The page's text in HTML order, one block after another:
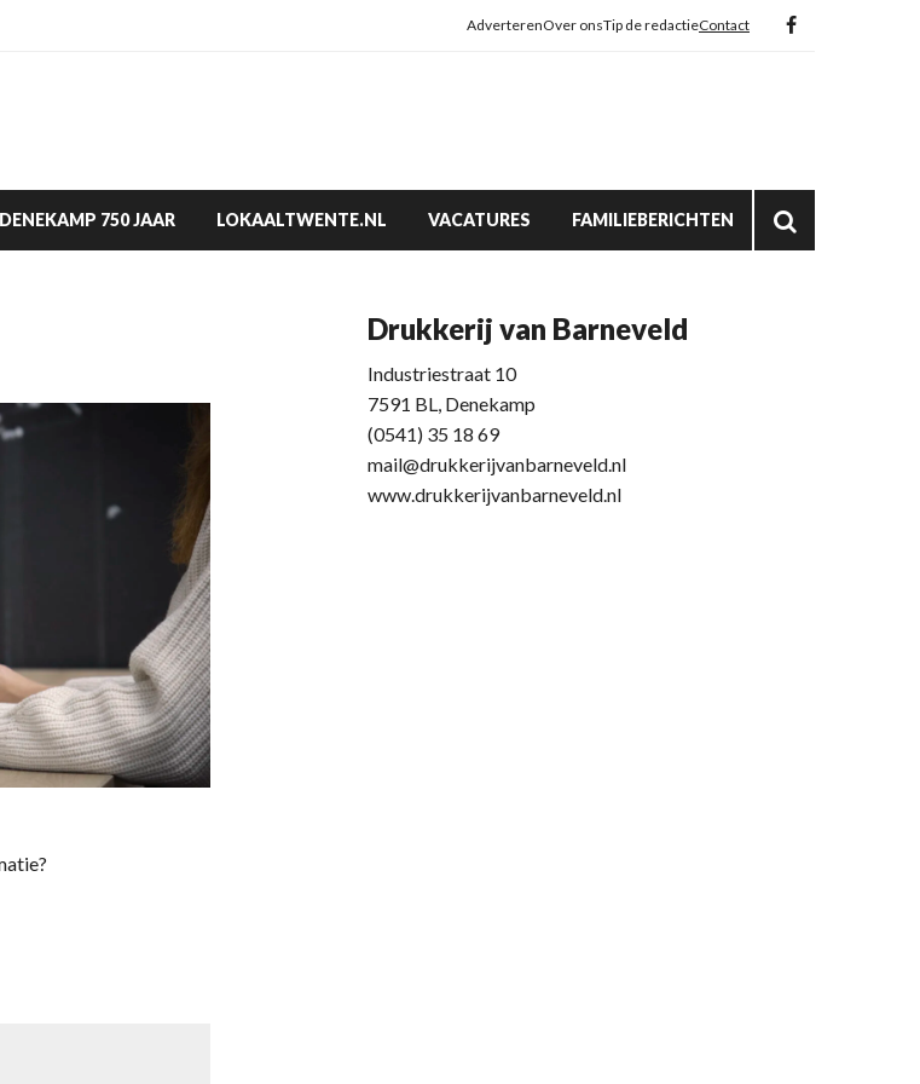
AdverterenOver onsTip de redactieContact
DENEKAMP 750 JAAR LOKAALTWENTE.NL VACATURES FAMILIEBERICHTEN
Drukkerij van Barneveld
Industriestraat 10
7591 BL, Denekamp
(0541) 35 18 69
mail@drukkerijvanbarneveld.nl
www.drukkerijvanbarneveld.nl